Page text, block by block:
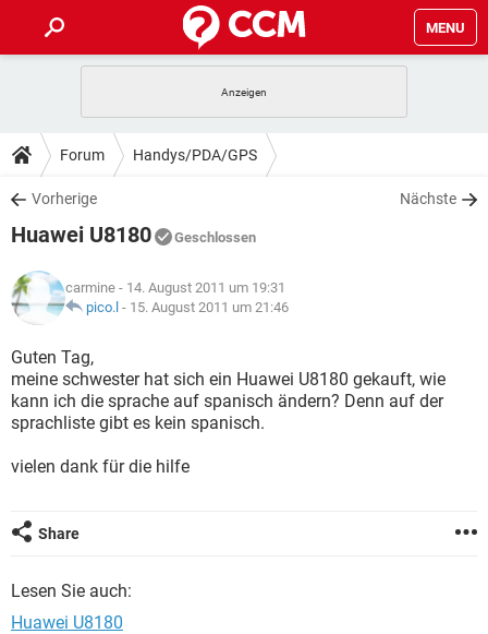
MENU
ANDROID IOS
WINDOWS 10
WHATSAPP
FACEBOOK
TIPPS & TRICKS
SPIELE STREAMING
WHATSAPP TIKTOK
FACEBOOK
DOWNLOADS
SPIELE
ANDROID
WINDOWS 10 INSTAGRAM
WHATSAPP
FACEBOOK HARDWARE
SPIELE STREAMING
ANDROID
WINDOWS 10
WHATSAPP TIKTOK
LEXIKON
SPIELE
ANDROID IOS
WINDOWS 10
WHATSAPP
Forum Handys/PDA/GPS
Vorherige Nächste
Huawei U8180 Geschlossen
carmine - 14. August 2011 um 19:31
pico.l - 15. August 2011 um 21:46
Guten Tag,
meine schwester hat sich ein Huawei U8180 gekauft, wie
kann ich die sprache auf spanisch ändern? Denn auf der
sprachliste gibt es kein spanisch.
vielen dank für die hilfe
Share
Lesen Sie auch:
Huawei U8180